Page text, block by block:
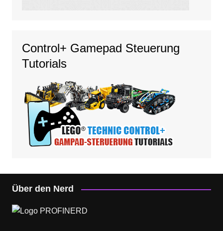
Control+ Gamepad Steuerung
Tutorials
Über den Nerd